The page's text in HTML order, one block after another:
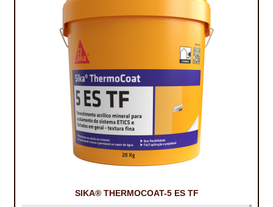
SIKA® THERMOCOAT-5 ES TF